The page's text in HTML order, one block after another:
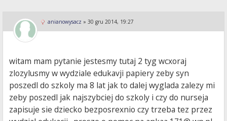
anianowysacz » 30 gru 2014, 19:27
witam mam pytanie jestesmy tutaj 2 tyg wcxoraj
zlozylusmy w wydziale edukavji papiery zeby syn
poszedl do szkoly ma 8 lat jak to dalej wyglada zalezy mi
zeby poszedl jak najszybciej do szkoly i czy do nurseja
zapisuje sie dziecko bezposrexnio czy trzeba tez przez